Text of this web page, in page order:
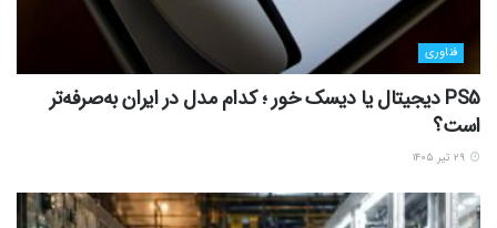
فناوری
PS5 دیجیتال یا دیسک خور ؛ کدام مدل در ایران به‌صرفه‌تر
است؟